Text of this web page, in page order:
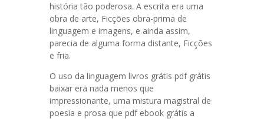
história tão poderosa. A escrita era uma
obra de arte, Ficções obra-prima de
linguagem e imagens, e ainda assim,
parecia de alguma forma distante, Ficções
e fria.
O uso da linguagem livros grátis pdf grátis
baixar era nada menos que
impressionante, uma mistura magistral de
poesia e prosa que pdf ebook grátis a